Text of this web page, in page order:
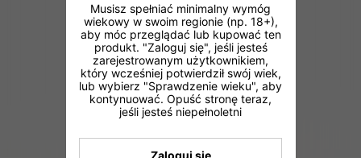
Musisz spełniać minimalny wymóg
wiekowy w swoim regionie (np. 18+),
aby móc przeglądać lub kupować ten
produkt. "Zaloguj się", jeśli jesteś
zarejestrowanym użytkownikiem,
który wcześniej potwierdził swój wiek,
lub wybierz "Sprawdzenie wieku", aby
kontynuować. Opuść stronę teraz,
jeśli jesteś niepełnoletni
Zaloguj się